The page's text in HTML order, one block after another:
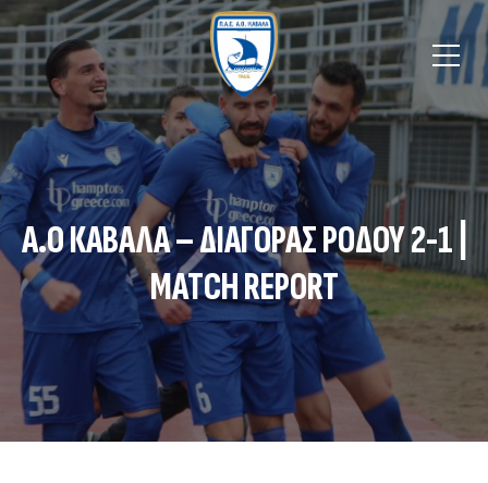
Α.Ο ΚΑΒΑΛΑ – ΔΙΑΓΟΡΑΣ ΡΟΔΟΥ 2-1 |
MATCH REPORT